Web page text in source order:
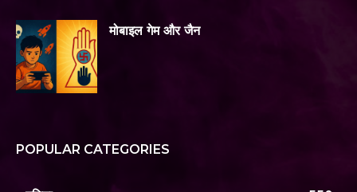
मोबाइल गेम और जैन
POPULAR CATEGORIES